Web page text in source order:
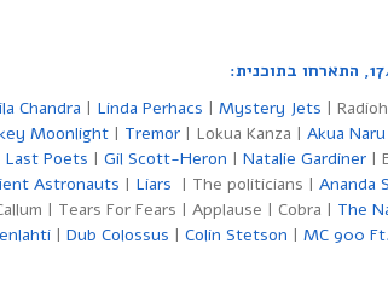
התארחו בתוכנית:
Chandra | Linda Perhacs | Mystery Jets |
Moonlight | Tremor | Lokua Kanza | Akua Naru
Last Poets | Gil Scott-Heron | Natalie Gardiner |
Astronauts | Liars | The politicians | Ananda
| Tears For Fears | Applause | Cobra | The
| Dub Colossus | Colin Stetson | MC 900